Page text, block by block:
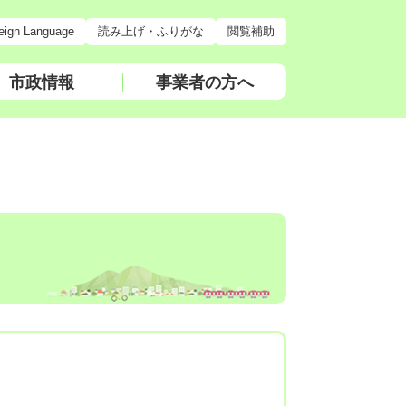
Language 読み上げ・ふりがな 閲覧補助
市政情報 事業者の方へ